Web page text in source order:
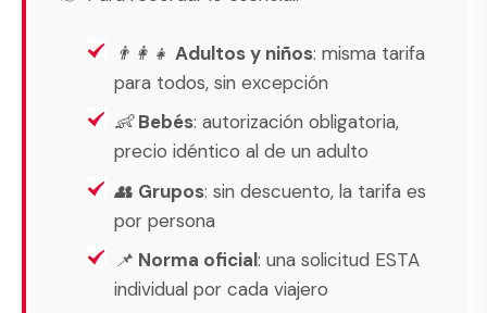
👨‍👩‍👧 Adultos y niños: misma tarifa
para todos, sin excepción
👶Bebés: autorización obligatoria,
precio idéntico al de un adulto
👥 Grupos: sin descuento, la tarifa es
por persona
📌 Norma oficial: una solicitud ESTA
individual por cada viajero